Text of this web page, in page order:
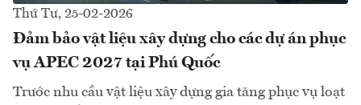
Thứ Tư, 25-02-2026
Đảm bảo vật liệu xây dựng cho các dự án phục
vụ APEC 2027 tại Phú Quốc
Trước nhu cầu vật liệu xây dựng gia tăng phục vụ loạt